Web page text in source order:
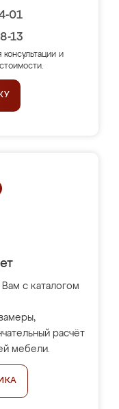
01
13
консультации и
с каталогом
расчёт
мебели.